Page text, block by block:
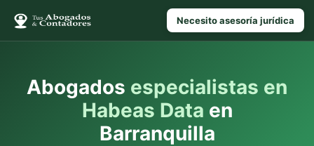
Necesito asesoría jurídica
Abogados especialistas en
Habeas Data en
Barranquilla